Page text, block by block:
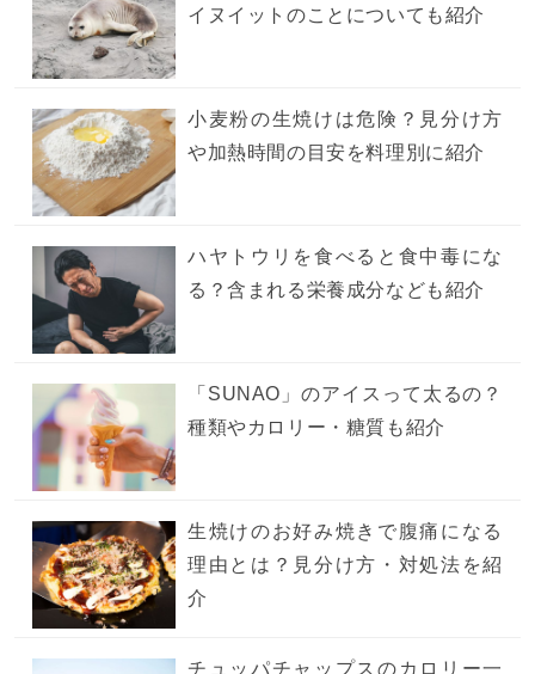
イヌイットのことについても紹介
小麦粉の生焼けは危険？見分け方
や加熱時間の目安を料理別に紹介
ハヤトウリを食べると食中毒にな
る？含まれる栄養成分なども紹介
「SUNAO」のアイスって太るの？
種類やカロリー・糖質も紹介
生焼けのお好み焼きで腹痛になる
理由とは？見分け方・対処法を紹
介
チュッパチャップスのカロリー一